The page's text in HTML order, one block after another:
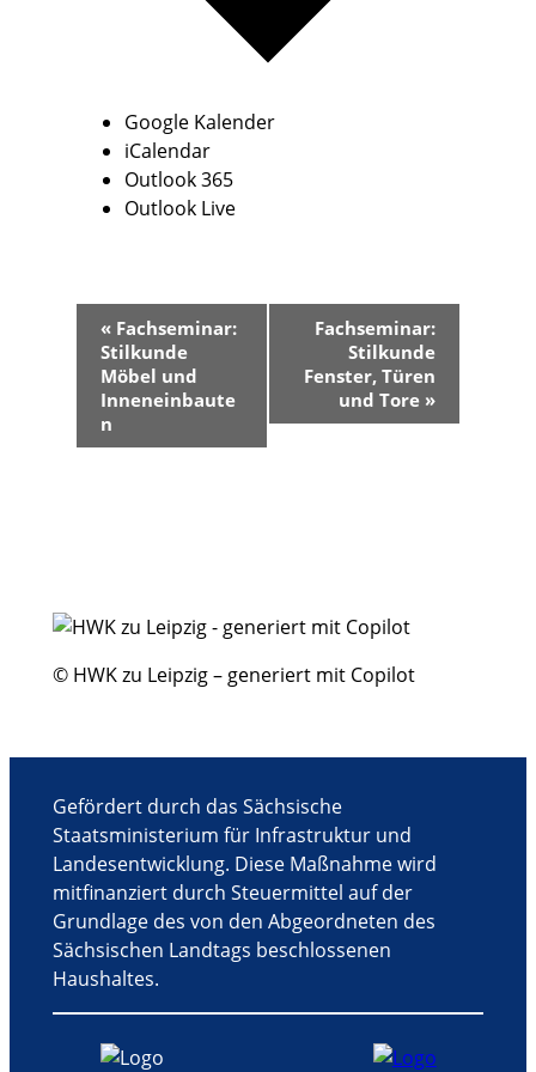
Google Kalender
iCalendar
Outlook 365
Outlook Live
n
g
-
i
g
a
t
i
o
n
«Fachseminar:
Stilkunde
Möbel und
Inneneinbaute
n
Fachseminar:
Stilkunde
Fenster, Türen
und Tore »
© HWK zu Leipzig – generiert mit Copilot
Gefördert durch das Sächsische
Staatsministerium für Infrastruktur und
Landesentwicklung. Diese Maßnahme wird
mitfinanziert durch Steuermittel auf der
Grundlage des von den Abgeordneten des
Sächsischen Landtags beschlossenen
Haushaltes.